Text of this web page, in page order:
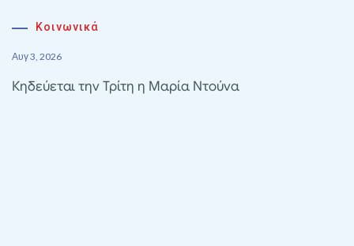
Κοινωνικά
Αυγ 3, 2026
Κηδεύεται την Τρίτη η Μαρία Ντούνα